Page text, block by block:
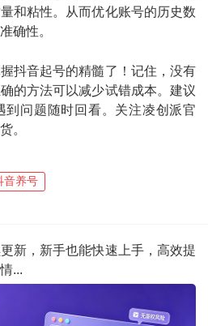
和粘性。从而优化账号的历史数
确性。
抖音起号的精髓了！记住，没有
的方法可以减少试错成本。建议
到问题随时回看。关注凌创派官
。
音养号
新，新手也能快速上手，高效提
...